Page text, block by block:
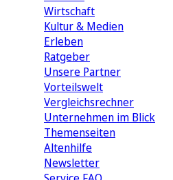
Wirtschaft
Kultur & Medien
Erleben
Ratgeber
Unsere Partner
Vorteilswelt
Vergleichsrechner
Unternehmen im Blick
Themenseiten
Altenhilfe
Newsletter